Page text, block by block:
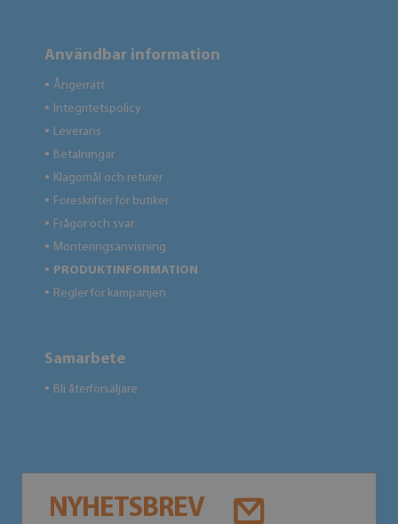
Användbar information
● Ångerrätt
● Integritetspolicy
● Leverans
● Betalningar
● Klagomål och returer
● Föreskrifter för butiker
● Frågor och svar
● Monteringsanvisning
● PRODUKTINFORMATION
● Regler för kampanjen
Samarbete
● Bli återförsäljare
NYHETSBREV